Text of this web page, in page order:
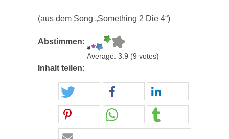
(aus dem Song „Something 2 Die 4“)
Abstimmen:
Average: 3.9 (9 votes)
Inhalt teilen: